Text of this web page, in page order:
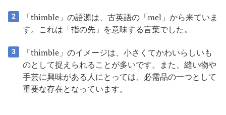
2
「thimble」の語源は、古英語の「mel」から来ていま
す。これは「指の先」を意味する言葉でした。
3
「thimble」のイメージは、小さくてかわいらしいも
のとして捉えられることが多いです。また、縫い物や
手芸に興味がある人にとっては、必需品の一つとして
重要な存在となっています。